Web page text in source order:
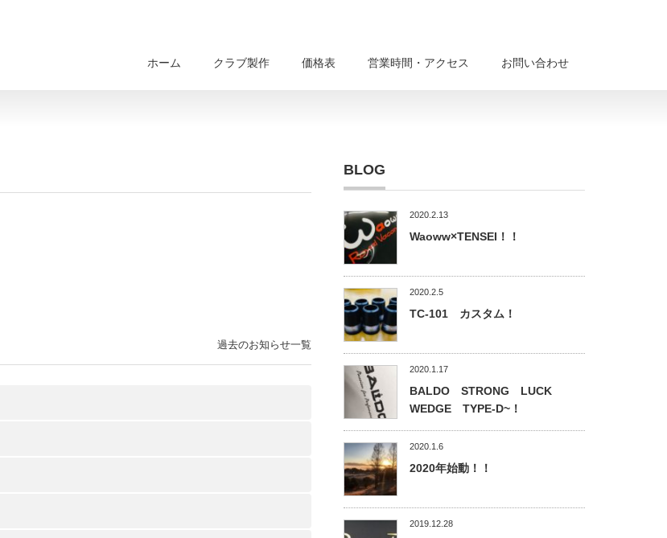
ホーム クラブ製作 価格表 営業時間・アクセス お問い合わせ
過去のお知らせ一覧
BLOG
2020.2.13
Waoww×TENSEI！！
2020.2.5
TC-101 カスタム！
2020.1.17
BALDO STRONG LUCK
WEDGE TYPE-D~！
2020.1.6
2020年始動！！
2019.12.28